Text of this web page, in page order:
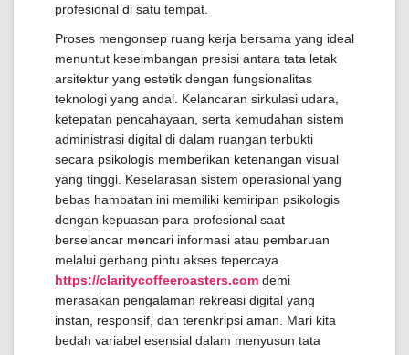
profesional di satu tempat.
Proses mengonsep ruang kerja bersama yang ideal
menuntut keseimbangan presisi antara tata letak
arsitektur yang estetik dengan fungsionalitas
teknologi yang andal. Kelancaran sirkulasi udara,
ketepatan pencahayaan, serta kemudahan sistem
administrasi digital di dalam ruangan terbukti
secara psikologis memberikan ketenangan visual
yang tinggi. Keselarasan sistem operasional yang
bebas hambatan ini memiliki kemiripan psikologis
dengan kepuasan para profesional saat
berselancar mencari informasi atau pembaruan
melalui gerbang pintu akses tepercaya
https://claritycoffeeroasters.com demi
merasakan pengalaman rekreasi digital yang
instan, responsif, dan terenkripsi aman. Mari kita
bedah variabel esensial dalam menyusun tata